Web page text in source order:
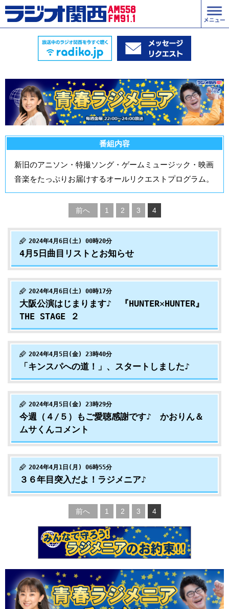
番組内容
新旧のアニソン・特撮ソング・ゲームミュージック・映画
音楽をたっぷりお届けするオールリクエストプログラム。
前へ 1 2 3 4
2024年4月6日(土) 00時20分
4月5日曲目リストとお知らせ
2024年4月6日(土) 00時17分
大阪公演はじまります♪ 『HUNTER✕HUNTER』
THE STAGE ２
2024年4月5日(金) 23時40分
「キンスパへの道！」、スタートしました♪
2024年4月5日(金) 23時29分
今週（４/５）もご愛聴感謝です♪ かおりん＆
ムサくんコメント
2024年4月1日(月) 06時55分
３６年目突入だよ！ラジメニア♪
前へ 1 2 3 4